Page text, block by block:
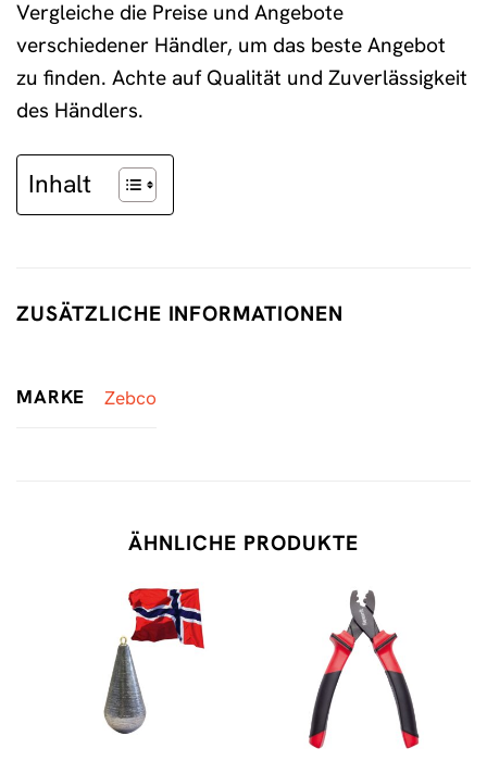
Vergleiche die Preise und Angebote
verschiedener Händler, um das beste Angebot
zu finden. Achte auf Qualität und Zuverlässigkeit
des Händlers.
Inhalt
ZUSÄTZLICHE INFORMATIONEN
MARKE Zebco
ÄHNLICHE PRODUKTE